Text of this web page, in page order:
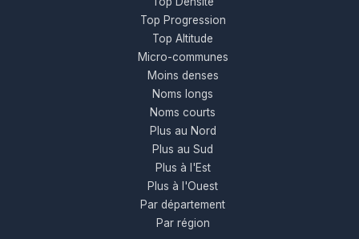
Top Progression
Top Altitude
Micro-communes
Moins denses
Noms longs
Noms courts
Plus au Nord
Plus au Sud
Plus à l'Est
Plus à l'Ouest
Par département
Par région